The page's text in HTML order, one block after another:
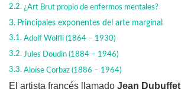
¿Art Brut propio de enfermos mentales?
Principales exponentes del arte marginal
Adolf Wölfli (1864 – 1930)
Jules Doudin (1884 – 1946)
Aloïse Corbaz (1886 – 1964)
El artista francés llamado Jean Dubuffet